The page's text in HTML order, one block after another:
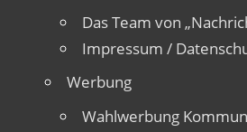
Das Team von
Impressum /
Werbung
Wahlwerbung